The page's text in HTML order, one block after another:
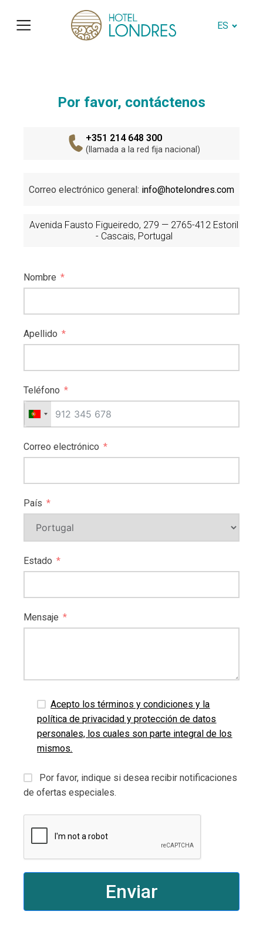
ES
Por favor, contáctenos
+351 214 648 300
(llamada a la red fija nacional)
Correo electrónico general: info@hotelondres.com
Avenida Fausto Figueiredo, 279 — 2765-412 Estoril
- Cascais, Portugal
Nombre
Apellido
Teléfono
Correo electrónico
País
Estado
Mensaje
Acepto los términos y condiciones y la
política de privacidad y protección de datos
personales, los cuales son parte integral de los
mismos.
Por favor, indique si desea recibir notificaciones
de ofertas especiales.
Enviar